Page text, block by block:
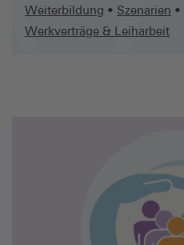
Weiterbildung • Szenarien •
Werkverträge & Leiharbeit